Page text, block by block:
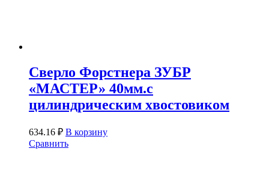
Сверло Форстнера ЗУБР
«МАСТЕР» 40мм.с
цилиндрическим хвостовиком
634.16 ₽ В корзину
Сравнить